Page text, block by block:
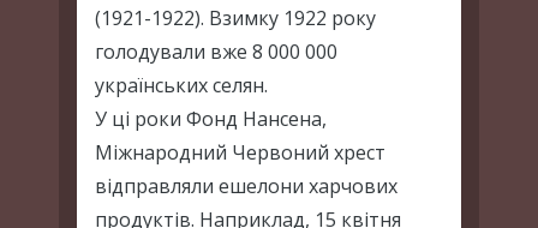
(1921-1922). Взимку 1922 року
голодували вже 8 000 000
українських селян.
У ці роки Фонд Нансена,
Міжнародний Червоний хрест
відправляли ешелони харчових
продуктів. Наприклад, 15 квітня